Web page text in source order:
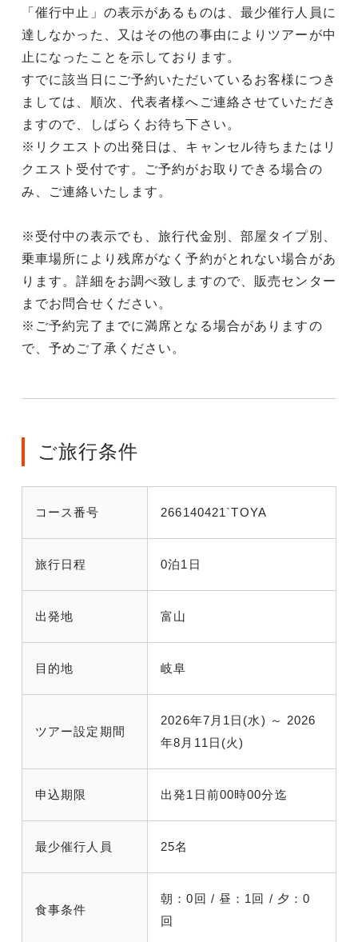
「催行中止」の表示があるものは、最少催行人員に
達しなかった、又はその他の事由によりツアーが中
止になったことを示しております。
すでに該当日にご予約いただいているお客様につき
ましては、順次、代表者様へご連絡させていただき
ますので、しばらくお待ち下さい。
※リクエストの出発日は、キャンセル待ちまたはリ
クエスト受付です。ご予約がお取りできる場合の
み、ご連絡いたします。
※受付中の表示でも、旅行代金別、部屋タイプ別、
乗車場所により残席がなく予約がとれない場合があ
ります。詳細をお調べ致しますので、販売センター
までお問合せください。
※ご予約完了までに満席となる場合がありますの
で、予めご了承ください。
ご旅行条件
コース番号 266140421`TOYA
旅行日程 0泊1日
出発地 富山
目的地 岐阜
ツアー設定期間
2026年7月1日(水) ～ 2026
年8月11日(火)
申込期限 出発1日前00時00分迄
最少催行人員 25名
食事条件
朝：0回 / 昼：1回 / 夕：0
回